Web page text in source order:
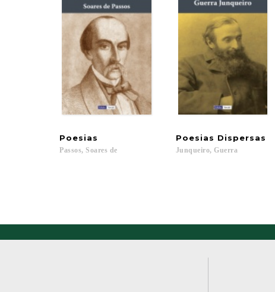
Poesias
Passos, Soares de
Poesias Dispersas
Junqueiro, Guerra